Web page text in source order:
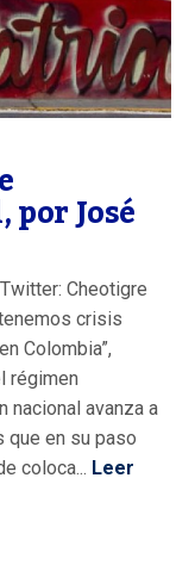
José
Cheotigre
crisis
Colombia”,
régimen
nacional avanza a
que en su paso
coloca... Leer